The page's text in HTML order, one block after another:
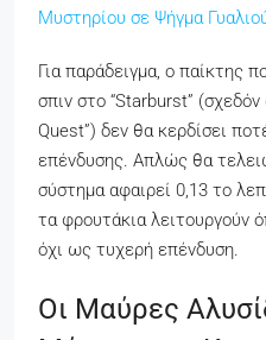
Μυστηρίου σε Ψήγμα
Για παράδειγμα, ο παίκτης
σπιν στο “Starburst” (σχεδόν
Quest”) δεν θα κερδίσει
επένδυσης. Απλώς θα
σύστημα αφαιρεί 0,13 το
τα φρουτάκια λειτουργούν
όχι ως τυχερή επένδυση.
Οι Μαύρες